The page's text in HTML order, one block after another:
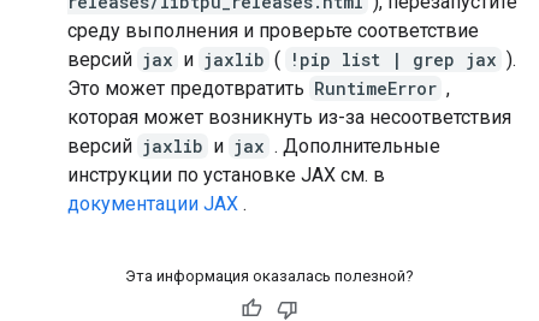
среду выполнения и проверьте соответствие
версий jax и jaxlib ( !pip list | grep jax ).
Это может предотвратить RuntimeError ,
которая может возникнуть из-за несоответствия
версий jaxlib и jax . Дополнительные
инструкции по установке JAX см. в
документации JAX .
Эта информация оказалась полезной?